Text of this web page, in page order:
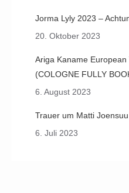
Jorma Lyly 2023 –
20. Oktober 2023
Ariga Kaname
(COLOGNE FULLY
6. August 2023
Trauer um Matti Joensuu
6. Juli 2023